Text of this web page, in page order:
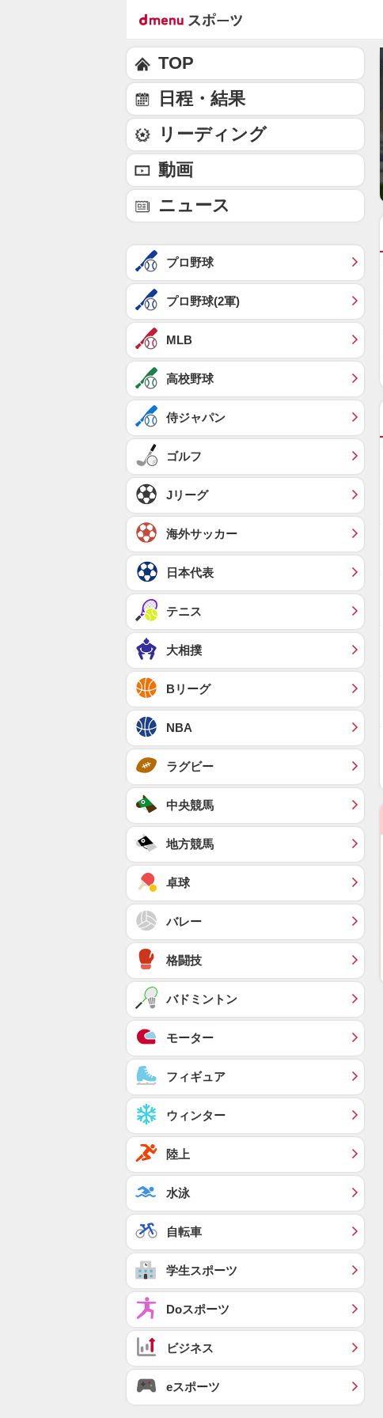
TOP
日程・結果
リーディング
動画
ニュース
プロ野球
プロ野球(2軍)
MLB
高校野球
侍ジャパン
ゴルフ
Jリーグ
海外サッカー
日本代表
テニス
大相撲
Bリーグ
NBA
ラグビー
中央競馬
地方競馬
卓球
バレー
格闘技
バドミントン
モーター
フィギュア
ウィンター
陸上
水泳
自転車
学生スポーツ
Doスポーツ
ビジネス
eスポーツ